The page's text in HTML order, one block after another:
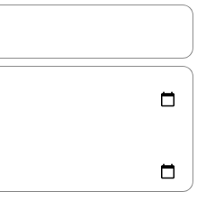
utilisez les flèches vers le